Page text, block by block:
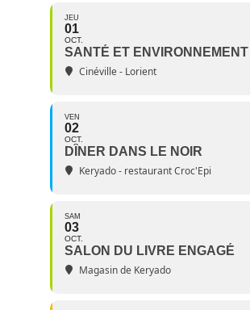
JEU
01
OCT.
SANTÉ ET ENVIRONNEMENT
Cinéville - Lorient
VEN
02
OCT.
DÎNER DANS LE NOIR
Keryado - restaurant Croc'Epi
SAM
03
OCT.
SALON DU LIVRE ENGAGÉ
Magasin de Keryado